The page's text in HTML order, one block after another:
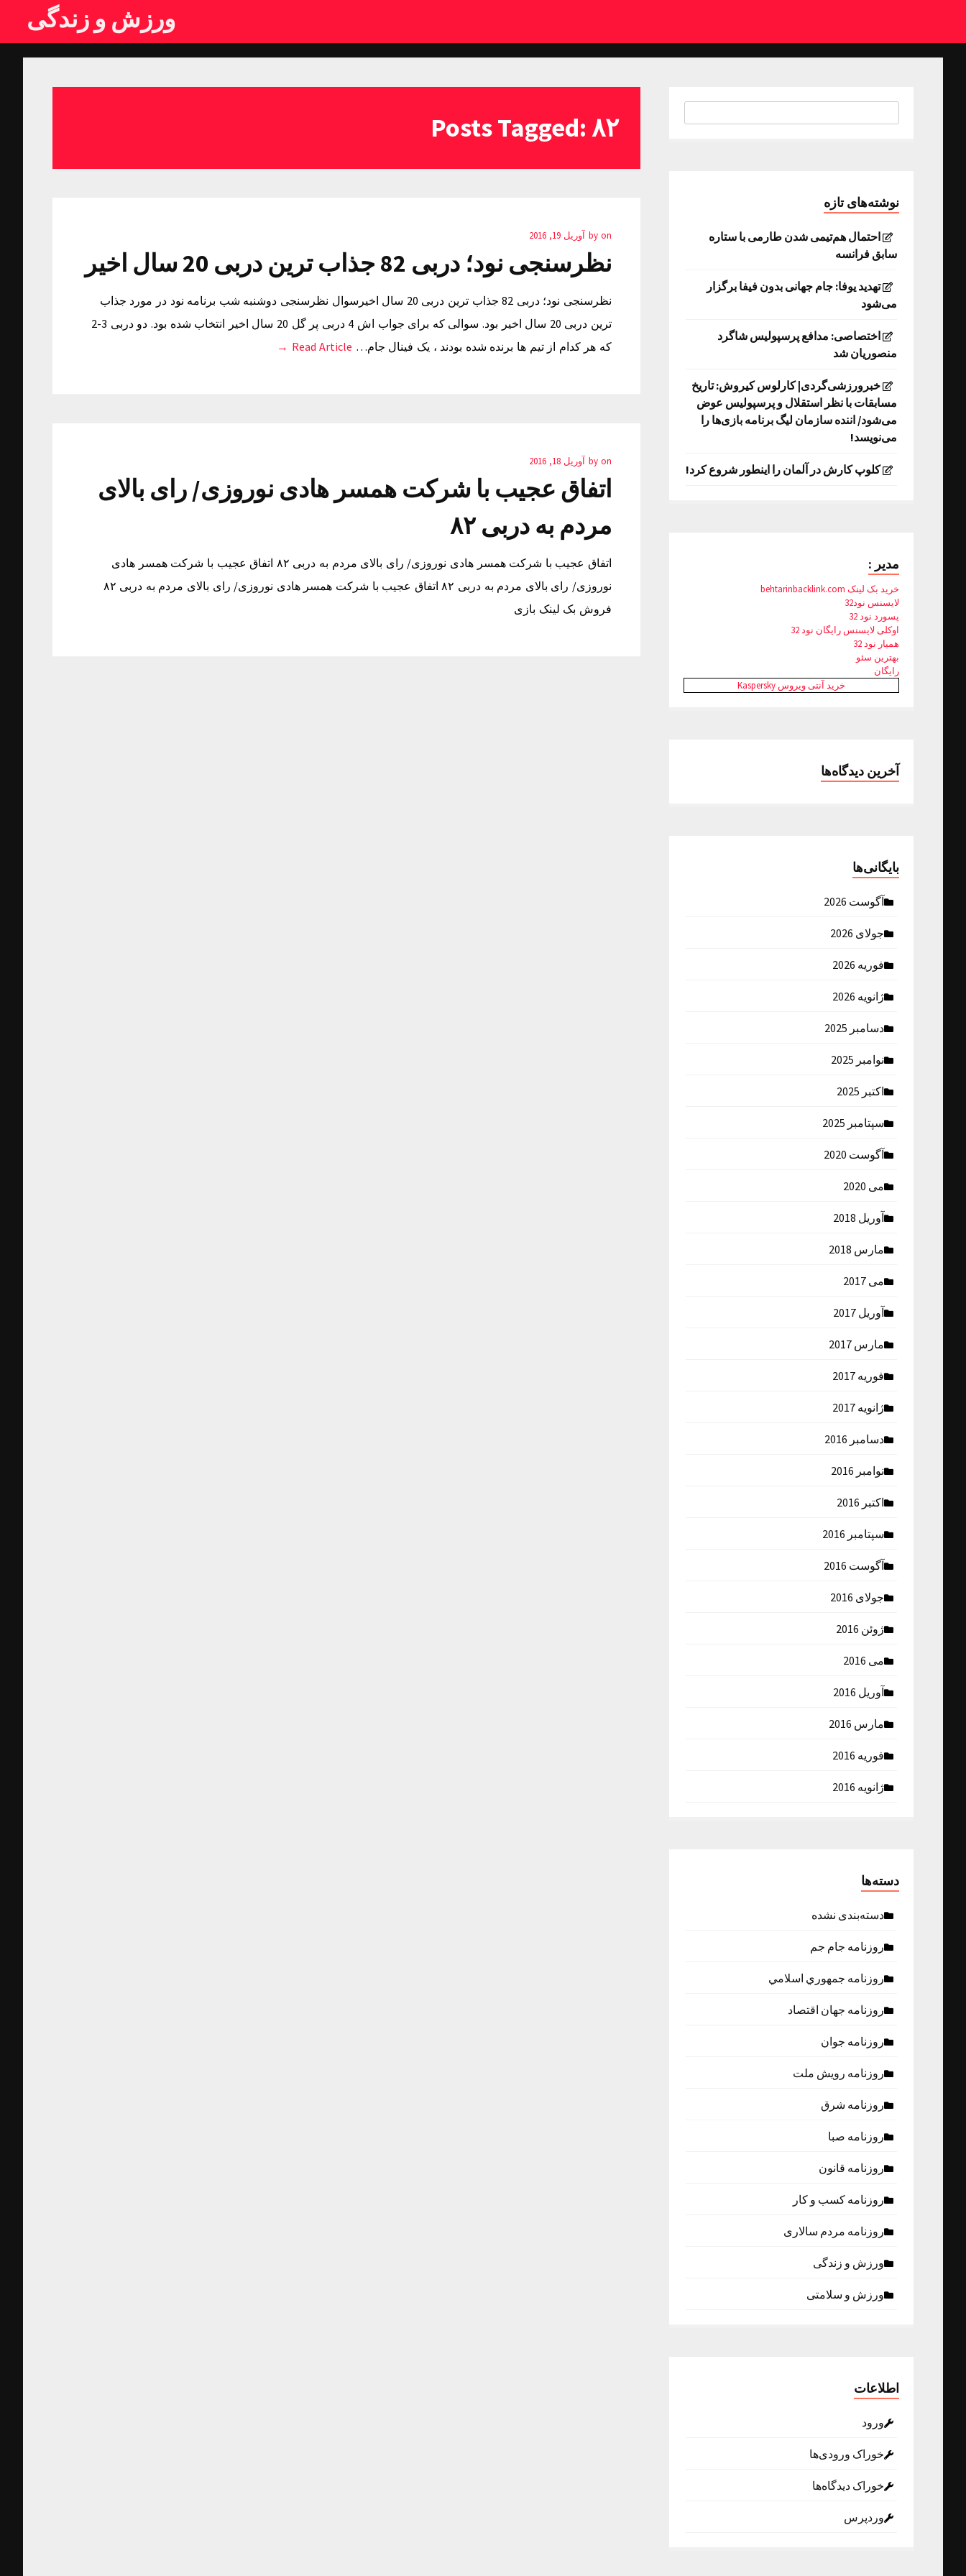
ورزش و زندگی
Posts Tagged: ۸۲
by on آوریل 19, 2016
نظرسنجی نود؛ دربی 82 جذاب ترین دربی 20 سال اخیر
نظرسنجی نود؛ دربی 82 جذاب ترین دربی 20 سال اخیرسوال نظرسنجی دوشنبه شب برنامه نود در مورد جذاب
ترین دربی 20 سال اخیر بود. سوالی که برای جواب اش 4 دربی پر گل 20 سال اخیر انتخاب شده بود. دو دربی 3-2
که هر کدام از تیم ها برنده شده بودند ، یک فینال جام… Read Article →
by on آوریل 18, 2016
اتفاق عجیب با شرکت همسر هادی نوروزی/ رای بالای
مردم به دربی ۸۲
اتفاق عجیب با شرکت همسر هادی نوروزی/ رای بالای مردم به دربی ۸۲ اتفاق عجیب با شرکت همسر هادی
نوروزی/ رای بالای مردم به دربی ۸۲ اتفاق عجیب با شرکت همسر هادی نوروزی/ رای بالای مردم به دربی ۸۲
فروش بک لینک بازی
نوشته‌های تازه
احتمال هم‌تیمی شدن طارمی با ستاره
سابق فرانسه
تهدید یوفا: جام جهانی بدون فیفا برگزار
می‌شود
اختصاصی: مدافع پرسپولیس شاگرد
منصوریان شد
خبرورزشی‌گردی| کارلوس کیروش: تاریخ
مسابقات با نظر استقلال و پرسپولیس عوض
می‌شود/ اننده سازمان لیگ برنامه بازی‌ها را
می‌نویسد!
کلوپ کارش در آلمان را اینطور شروع کرد!
مدیر :
خرید بک لینک behtarinbacklink.com
لایسنس نود32
پسورد نود 32
اوکلی لایسنس رایگان نود 32
همیار نود 32
بهترین سئو
رایگان
خرید آنتی ویروس Kaspersky
آخرین دیدگاه‌ها
بایگانی‌ها
آگوست 2026
جولای 2026
فوریه 2026
ژانویه 2026
دسامبر 2025
نوامبر 2025
اکتبر 2025
سپتامبر 2025
آگوست 2020
می 2020
آوریل 2018
مارس 2018
می 2017
آوریل 2017
مارس 2017
فوریه 2017
ژانویه 2017
دسامبر 2016
نوامبر 2016
اکتبر 2016
سپتامبر 2016
آگوست 2016
جولای 2016
ژوئن 2016
می 2016
آوریل 2016
مارس 2016
فوریه 2016
ژانویه 2016
دسته‌ها
دسته‌بندی نشده
روزنامه جام جم
روزنامه جمهوري اسلامي
روزنامه جهان اقتصاد
روزنامه جوان
روزنامه رویش ملت
روزنامه شرق
روزنامه صبا
روزنامه قانون
روزنامه كسب و كار
روزنامه مردم سالاری
ورزش و زندگی
ورزش و سلامتی
اطلاعات
ورود
خوراک ورودی‌ها
خوراک دیدگاه‌ها
وردپرس